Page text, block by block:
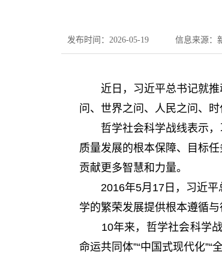
发布时间：2026-05-19 信息来源：
近日，习近平总书记就推
问、世界之问、人民之问、时
哲学社会科学战线表示，
质量发展的根本保障、目标
贡献更多智慧和力量。
2016年5月17日，习近平
学的繁荣发展提供根本遵循与
10年来，哲学社会科学战
命运共同体”“中国式现代化